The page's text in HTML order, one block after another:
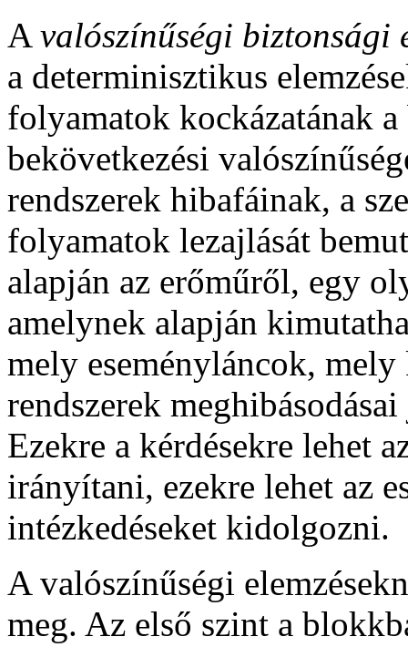
A valószínűségi biztonsági
a determinisztikus
folyamatok kockázatának a
bekövetkezési
rendszerek hibafáinak, a
folyamatok lezajlását
alapján az erőműről, egy
amelynek alapján
mely eseményláncok,
rendszerek
Ezekre a kérdésekre lehet
irányítani, ezekre lehet az
intézkedéseket kidolgozni.
A valószínűségi
meg. Az első szint a